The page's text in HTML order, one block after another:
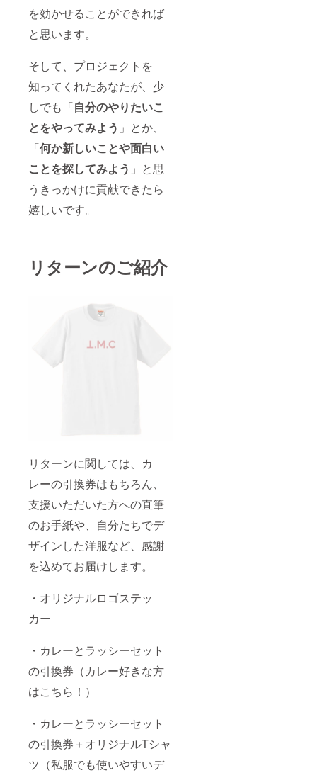
を効かせることができれば
と思います。
そして、プロジェクトを
知ってくれたあなたが、少
しでも「自分のやりたいこ
とをやってみよう 」とか、
「何か新しいことや面白い
ことを探してみよう 」と思
うきっかけに貢献できたら
嬉しいです。
リターンのご紹介
リターンに関しては、カ
レーの引換券はもちろん、
支援いただいた方への直筆
のお手紙や、自分たちでデ
ザインした洋服など、感謝
を込めてお届けします。
・オリジナルロゴステッ
カー
・カレーとラッシーセット
の引換券（カレー好きな方
はこちら！）
・カレーとラッシーセット
の引換券＋オリジナルTシャ
ツ（私服でも使いやすいデ